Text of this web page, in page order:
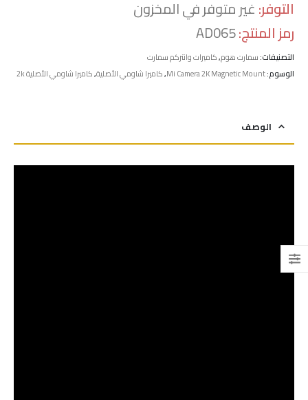
التوفر:غير متوفر في المخزون
رمز المنتج:AD065
التصنيفات:سمارت هوم,كاميرات وانتركم سمارت
الوسوم:Mi Camera 2K Magnetic Mount
,كاميرا شاومي الأصلية,كاميرا شاومي الأصلية 2k
الوصف